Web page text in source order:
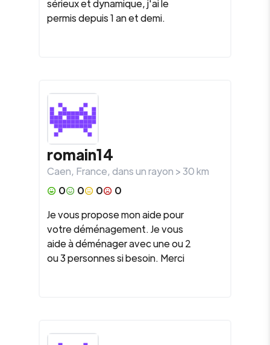
sérieux et dynamique, j'ai le
permis depuis 1 an et demi.
romain14
Caen, France, dans un rayon >30km
0
0 0
0
Je vous propose mon aide pour
votre déménagement. Je vous
aide à déménager avec une ou 2
ou 3 personnes si besoin. Merci